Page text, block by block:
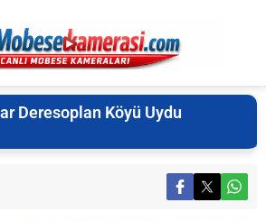
Deresoplan Köyü Uydu